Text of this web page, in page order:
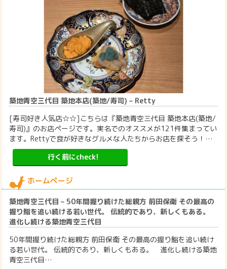
築地青空三代目 築地本店(築地/寿司) – Retty
[寿司好き人気店☆☆]こちらは『築地青空三代目 築地本店(築地/
寿司)』のお店ページです。実名でのオススメが121件集まってい
ます。Rettyで食が好きなグルメな人たちからお店を探そう！…
行く前にcheck!
ホームページ
築地青空三代目 – 50年間握り続けた総親方 前田保衛 その最高の
握り鮨を追い続ける若い世代。 伝統的であり、新しくもある。
進化し続ける築地青空三代目
50年間握り続けた総親方 前田保衛 その最高の握り鮨を追い続け
る若い世代。 伝統的であり、新しくもある。 進化し続ける築地
青空三代目…